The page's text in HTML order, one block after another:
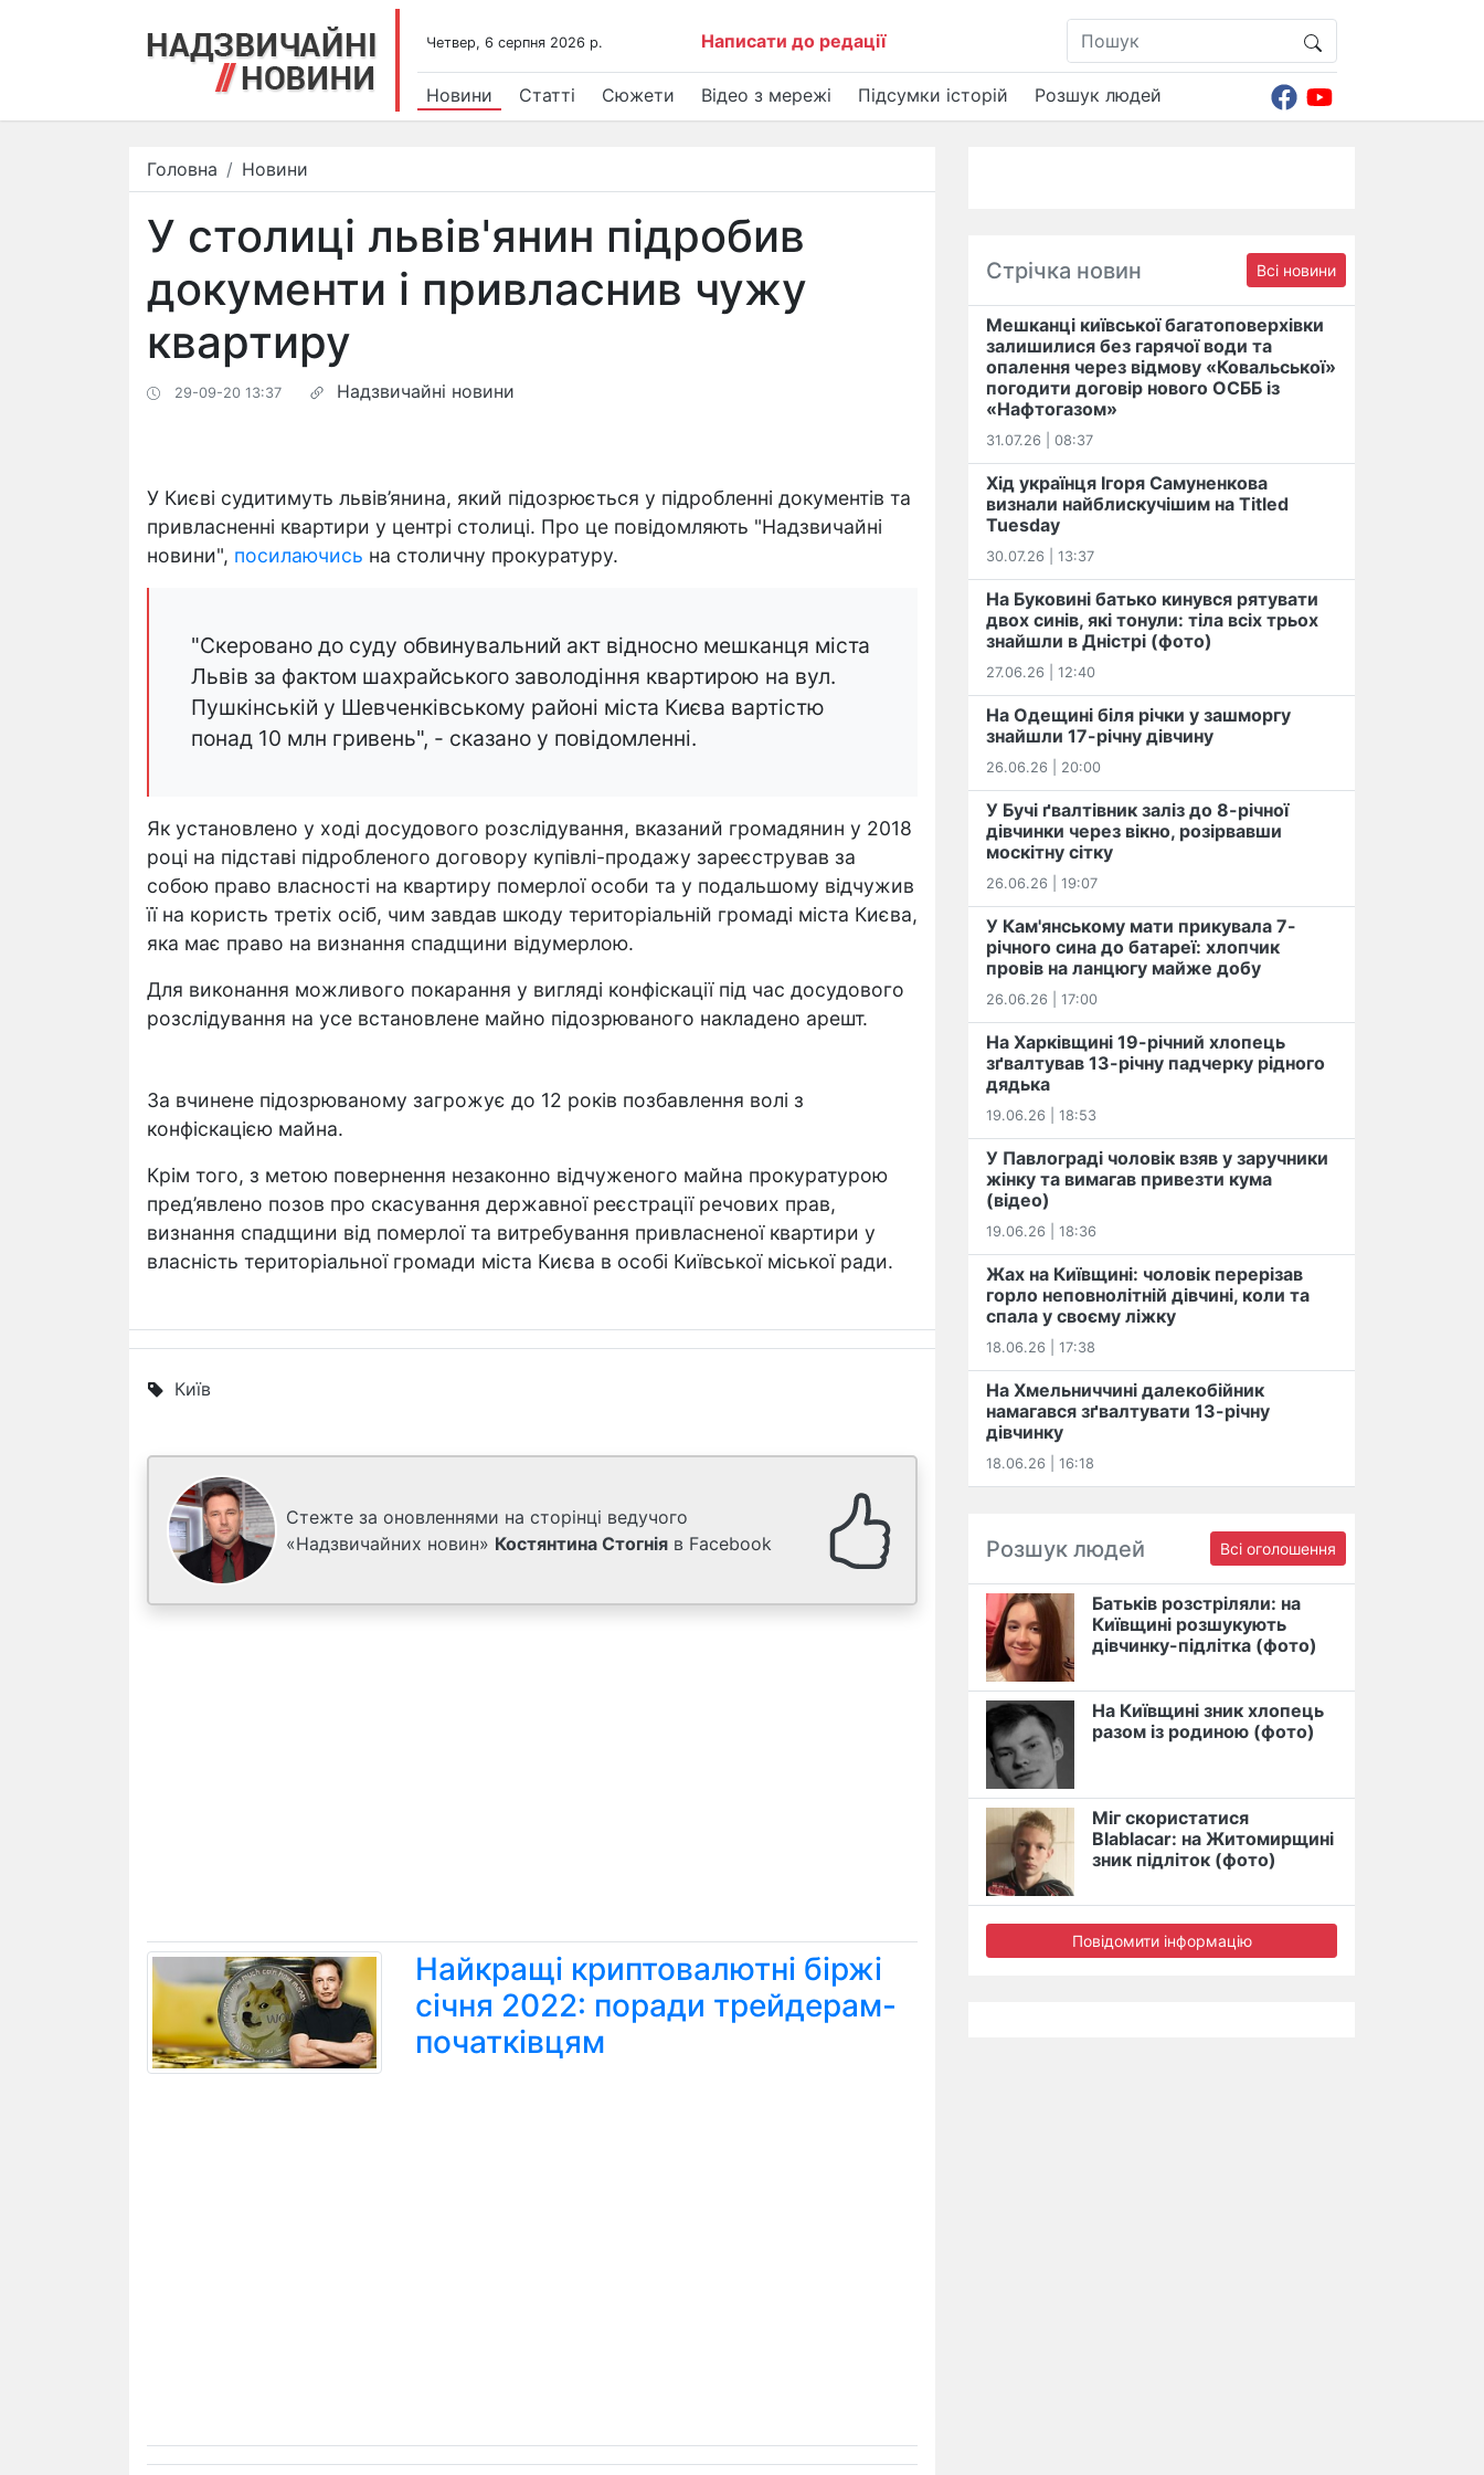
Четвер, 6 серпня 2026 р. Написати до редації
Новини Статті Сюжети Відео з мережі Підсумки історій Розшук людей
Головна Новини
У столиці львів'янин підробив
документи і привласнив чужу
квартиру
29-09-20 13:37 Надзвичайні новини
У Києві судитимуть львів’янина, який підозрюється у підробленні документів та
привласненні квартири у центрі столиці. Про це повідомляють "Надзвичайні
новини", посилаючись на столичну прокуратуру.
"Скеровано до суду обвинувальний акт відносно мешканця міста
Львів за фактом шахрайського заволодіння квартирою на вул.
Пушкінській у Шевченківському районі міста Києва вартістю
понад 10 млн гривень", - сказано у повідомленні.
Як установлено у ході досудового розслідування, вказаний громадянин у 2018
році на підставі підробленого договору купівлі-продажу зареєстрував за
собою право власності на квартиру померлої особи та у подальшому відчужив
її на користь третіх осіб, чим завдав шкоду територіальній громаді міста Києва,
яка має право на визнання спадщини відумерлою.
Для виконання можливого покарання у вигляді конфіскації під час досудового
розслідування на усе встановлене майно підозрюваного накладено арешт.
За вчинене підозрюваному загрожує до 12 років позбавлення волі з
конфіскацією майна.
Крім того, з метою повернення незаконно відчуженого майна прокуратурою
пред’явлено позов про скасування державної реєстрації речових прав,
визнання спадщини від померлої та витребування привласненої квартири у
власність територіальної громади міста Києва в особі Київської міської ради.
Київ
Стежте за оновленнями на сторінці ведучого
«Надзвичайних новин» Костянтина Стогнія в Facebook
Найкращі криптовалютні біржі
січня 2022: поради трейдерам-
початківцям
Стрічка новин Всі новини
Мешканці київської багатоповерхівки
залишилися без гарячої води та
опалення через відмову «Ковальської»
погодити договір нового ОСББ із
«Нафтогазом»
31.07.26 | 08:37
Хід українця Ігоря Самуненкова
визнали найблискучішим на Titled
Tuesday
30.07.26 | 13:37
На Буковині батько кинувся рятувати
двох синів, які тонули: тіла всіх трьох
знайшли в Дністрі (фото)
27.06.26 | 12:40
На Одещині біля річки у зашморгу
знайшли 17-річну дівчину
26.06.26 | 20:00
У Бучі ґвалтівник заліз до 8-річної
дівчинки через вікно, розірвавши
москітну сітку
26.06.26 | 19:07
У Кам'янському мати прикувала 7-
річного сина до батареї: хлопчик
провів на ланцюгу майже добу
26.06.26 | 17:00
На Харківщині 19-річний хлопець​
️зґвалтував 13-річну падчерку рідного
дядька
19.06.26 | 18:53
У Павлограді чоловік взяв у заручники
жінку та вимагав привезти кума
(відео)
19.06.26 | 18:36
Жах на Київщині: чоловік перерізав
горло неповнолітній дівчині, коли та
спала у своєму ліжку
18.06.26 | 17:38
На Хмельниччині далекобійник
намагався зґвалтувати 13-річну
дівчинку
18.06.26 | 16:18
Розшук людей Всі оголошення
Батьків розстріляли: на
Київщині розшукують
дівчинку-підлітка (фото)
На Київщині зник хлопець
разом із родиною (фото)
Міг скористатися
Blablacar: на Житомирщині
зник підліток (фото)
Повідомити інформацію